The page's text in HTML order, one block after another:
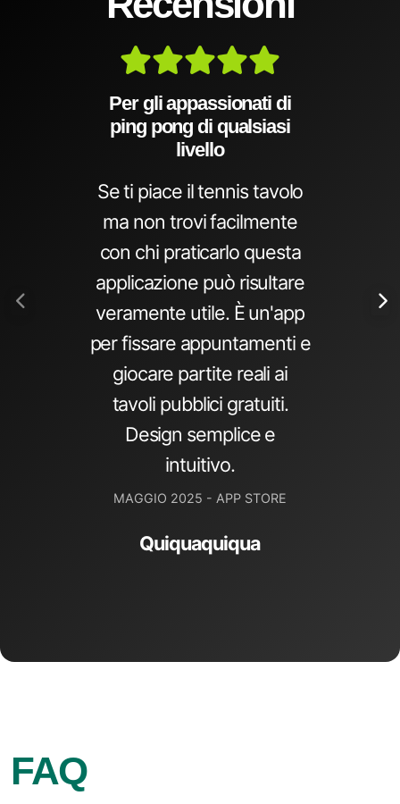
Per gli appassionati di
ping pong di qualsiasi
livello
Se ti piace il tennis tavolo
ma non trovi facilmente
con chi praticarlo questa
applicazione può risultare
veramente utile. È un'app
per fissare appuntamenti e
giocare partite reali ai
tavoli pubblici gratuiti.
Design semplice e
intuitivo.
MAGGIO 2025 - APP STORE
Quiquaquiqua
FAQ